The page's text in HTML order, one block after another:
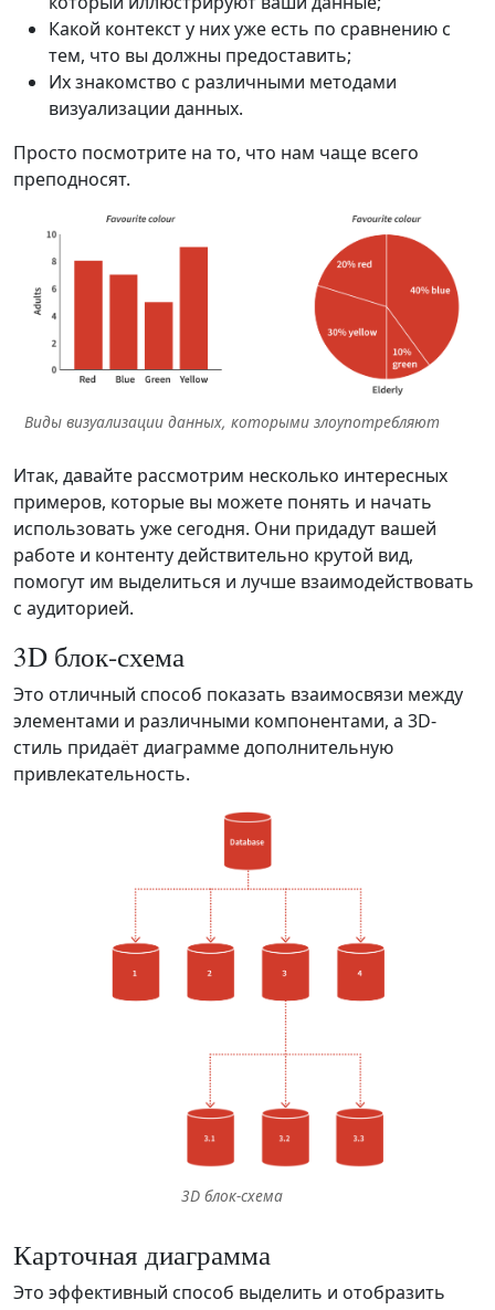
Какой контекст у них уже есть по сравнению с
тем, что вы должны предоставить;
Их знакомство с различными методами
визуализации данных.
Просто посмотрите на то, что нам чаще всего
преподносят.
Виды визуализации данных, которыми злоупотребляют
Итак, давайте рассмотрим несколько интересных
примеров, которые вы можете понять и начать
использовать уже сегодня. Они придадут вашей
работе и контенту действительно крутой вид,
помогут им выделиться и лучше взаимодействовать
с аудиторией.
3D блок-схема
Это отличный способ показать взаимосвязи между
элементами и различными компонентами, а 3D-
стиль придаёт диаграмме дополнительную
привлекательность.
3D блок-схема
Карточная диаграмма
Это эффективный способ выделить и отобразить